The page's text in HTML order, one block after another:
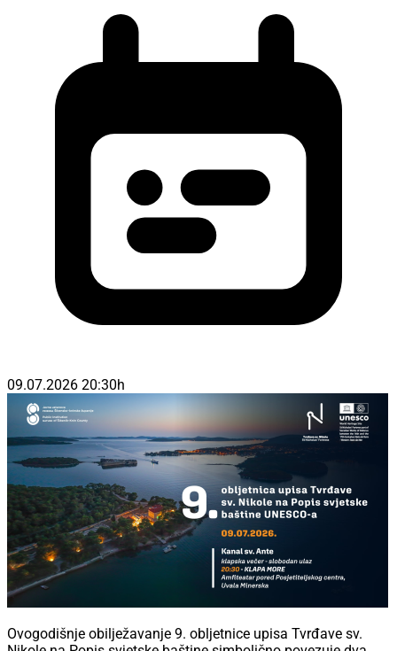
09.07.2026 20:30h
Ovogodišnje obilježavanje 9. obljetnice upisa Tvrđave sv.